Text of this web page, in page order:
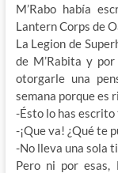
M’Rabo había
Lantern Corps de
La Legion de
de M’Rabita y
otorgarle una
semana porque es
-Ésto lo has escrito
-¡Que va! ¿Qué te
-No lleva una sola
Pero ni por esas,